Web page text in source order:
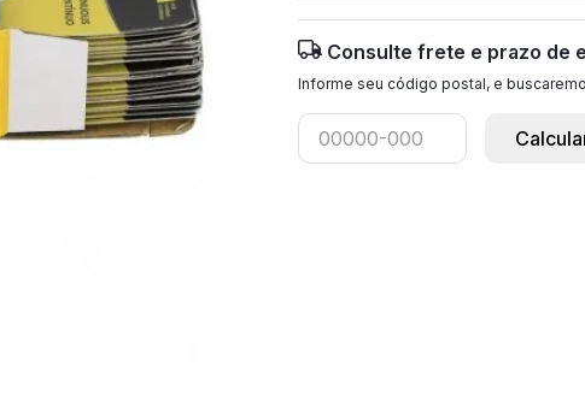
Consulte frete e prazo de
Informe seu código postal, e